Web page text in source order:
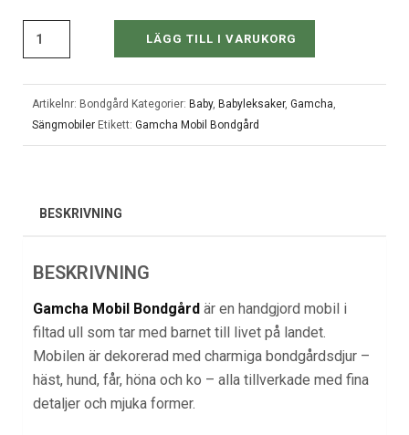
LÄGG TILL I VARUKORG
Artikelnr: Bondgård Kategorier: Baby, Babyleksaker, Gamcha,
Sängmobiler Etikett: Gamcha Mobil Bondgård
BESKRIVNING
BESKRIVNING
Gamcha Mobil Bondgård är en handgjord mobil i
filtad ull som tar med barnet till livet på landet.
Mobilen är dekorerad med charmiga bondgårdsdjur –
häst, hund, får, höna och ko – alla tillverkade med fina
detaljer och mjuka former.